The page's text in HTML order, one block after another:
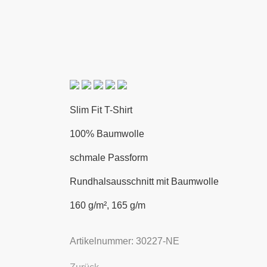
Slim Fit T-Shirt
100% Baumwolle
schmale Passform
Rundhalsausschnitt mit Baumwolle
160 g/m², 165 g/m
Artikelnummer: 30227-NE